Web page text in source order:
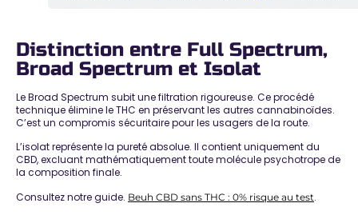
Distinction entre Full Spectrum,
Broad Spectrum et Isolat
Le Broad Spectrum subit une filtration rigoureuse. Ce procédé
techniqueélimine le THC en préservant les autres cannabinoïdes.
C’est un compromis sécuritaire pour les usagers de la route.
L’isolat représente la pureté absolue. Il contient uniquement du
CBD,excluant mathématiquement toute molécule psychotropede
la composition finale.
Consultez notre guide. Beuh CBD sans THC : 0% risque au test.